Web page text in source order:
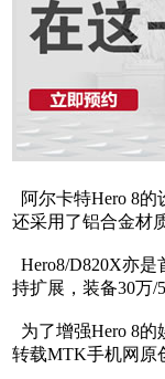
阿尔卡特Hero 8
还采用了铝合金材
Hero8/D820X亦
持扩展，装备30万/
为了增强Hero 8
转载MTK手机网原